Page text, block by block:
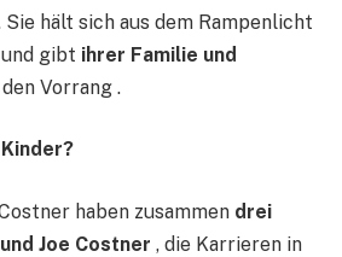
Sie hält sich aus dem Rampenlicht
gibt ihrer Familie und
den Vorrang .
haben zusammen drei
Joe Costner , die Karrieren in